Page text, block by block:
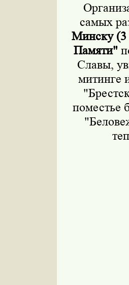
самых
Минску
Памяти"
Славы,
митинге
поместье